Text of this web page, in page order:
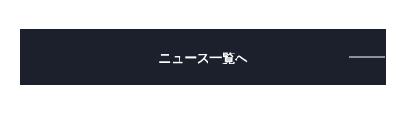
ニュース一覧へ